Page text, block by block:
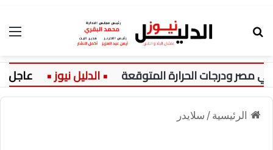
عاجل:
الرئيسية / سلايدر